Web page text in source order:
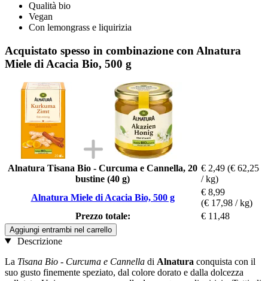
Qualità bio
Vegan
Con lemongrass e liquirizia
Acquistato spesso in combinazione con Alnatura
Miele di Acacia Bio, 500 g
Alnatura Tisana Bio - Curcuma e Cannella, 20
bustine (40 g)
€ 2,49 (€ 62,25
/ kg)
Alnatura Miele di Acacia Bio, 500 g
€ 8,99
(€ 17,98 / kg)
Prezzo totale:
€ 11,48
Aggiungi entrambi nel carrello
Descrizione
La Tisana Bio - Curcuma e Cannella di Alnatura conquista con il
suo gusto finemente speziato, dal colore dorato e dalla dolcezza